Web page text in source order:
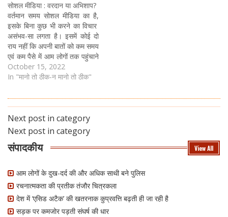
सोशल मीडिया : वरदान या अभिशाप?
वर्तमान समय सोशल मीडिया का है,
इसके बिना कुछ भी करने का विचार
असंभव-सा लगता है। इसमें कोई दो
राय नहीं कि अपनी बातों को कम समय
एवं कम पैसे में आम लोगों तक पहुंचाने
का सोशल मीडिया बहुत ही सशक्त
माध्यम है। प्रिंट एवं इलेक्ट्रानिक
October 15, 2022
In "मानो तो ठीक-न मानो तो ठीक"
Next post in category
Next post in category
संपादकीय View All
आम लोगों के दुख-दर्द की और अधिक साथी बने पुलिस
रचनात्मकता की प्रतीक तंजौर चित्रकला
देश में ‘एसिड अटैक’ की खतरनाक कुप्रवत्ति बढ़ती ही जा रही है
सड़क पर कमजोर पड़ती संघर्ष की धार